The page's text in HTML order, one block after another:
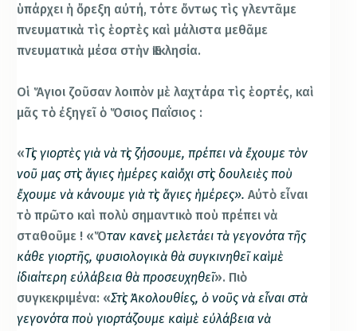
ὑπάρχει ἡ ὄρεξη αὐτή, τότε ὄντως τὶς γλεντᾶμε
πνευματικὰ τὶς ἑορτὲς καὶ μάλιστα μεθᾶμε
πνευματικὰ μέσα στὴν Ἐκκλησία.
Οἱ Ἅγιοι ζοῦσαν λοιπὸν μὲ λαχτάρα τὶς ἑορτές, καὶ
μᾶς τὸ ἐξηγεῖ ὁ Ὅσιος Παΐσιος :
«Τὶς γιορτὲς γιὰ νὰ τὶς ζήσουμε, πρέπει νὰ ἔχουμε τὸν
νοῦ μας στὶς ἅγιες ἡμέρες καὶ ὄχι στὶς δουλειὲς ποὺ
ἔχουμε νὰ κάνουμε γιὰ τὶς ἅγιες ἡμέρες». Αὐτὸ εἶναι
τὸ πρῶτο καὶ πολὺ σημαντικὸ ποὺ πρέπει νὰ
σταθοῦμε ! «Ὅταν κανεὶς μελετάει τὰ γεγονότα τῆς
κάθε γιορτῆς, φυσιολογικὰ θὰ συγκινηθεῖ καὶ μὲ
ἰδιαίτερη εὐλάβεια θὰ προσευχηθεῖ». Πιὸ
συγκεκριμένα: «Στὶς Ἀκολουθίες, ὁ νοῦς νὰ εἶναι στὰ
γεγονότα ποὺ γιορτάζουμε καὶ μὲ εὐλάβεια νὰ